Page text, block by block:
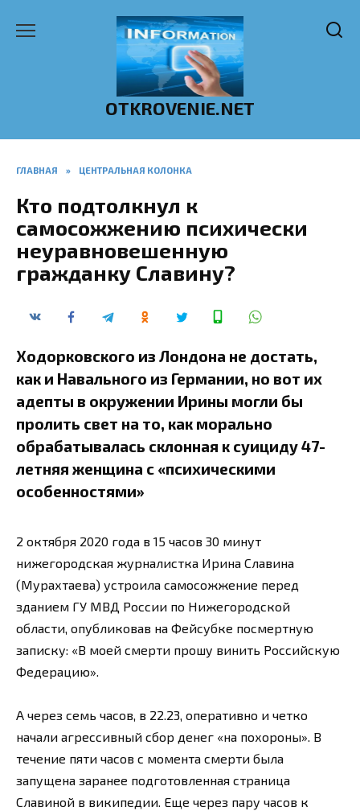
OTKROVENIE.NET
ГЛАВНАЯ » ЦЕНТРАЛЬНАЯ КОЛОНКА
Кто подтолкнул к
самосожжению психически
неуравновешенную
гражданку Славину?
Ходорковского из Лондона не достать,
как и Навального из Германии, но вот их
адепты в окружении Ирины могли бы
пролить свет на то, как морально
обрабатывалась склонная к суициду 47-
летняя женщина с «психическими
особенностями»
2 октября 2020 года в 15 часов 30 минут
нижегородская журналистка Ирина Славина
(Мурахтаева) устроила самосожжение перед
зданием ГУ МВД России по Нижегородской
области, опубликовав на Фейсубке посмертную
записку: «В моей смерти прошу винить Российскую
Федерацию».
А через семь часов, в 22.23, оперативно и четко
начали агрессивный сбор денег «на похороны». В
течение пяти часов с момента смерти была
запущена заранее подготовленная страница
Славиной в википедии. Еще через пару часов к